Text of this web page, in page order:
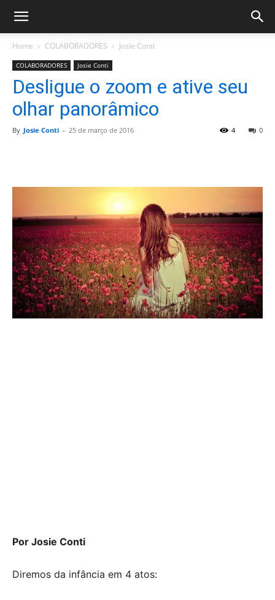
Home COLABORADORES Josie Conti
COLABORADORES Josie Conti
Desligue o zoom e ative seu
olhar panorâmico
By Josie Conti - 25 de março de 2016 0
4
Por Josie Conti
Diremos da infância em 4 atos: